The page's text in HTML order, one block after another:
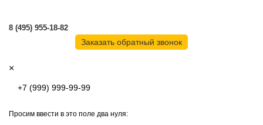
8 (495) 955-18-82
Заказать обратный звонок
×
Просим ввести в это поле два нуля: